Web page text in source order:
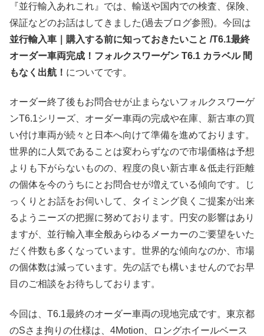
『並行輸入あれこれ』では、輸送や国内での検査、保険、
保証などのお話はしてきました(過去ブログ参照)。今回は
並行輸入車｜購入する前に知っておきたいこと /T6.1最終
オーダー車両完成！フォルクスワーゲン T6.1 カラベル 間
もなく出航！ についてです。
オーダー終了後もお問合せが止まらないフォルクスワーゲ
ンT6.1シリーズ、オーダー車両の完成や在庫、新古車の買
い付け車両が続々と日本へ向けて準備を進めております。
世界的に人気であることは変わらずなので市場価格は予想
よりも下がらないものの、程度の良い新古車＆低走行距離
の個体を今のうちにとお問合せが増えている傾向です。じ
っくりとお話をお伺いして、タイミング良くご提案が出来
るようニーズの把握に努めております。円安の影響はあり
ますが、並行輸入車全般あらゆるメーカーのご要望をいた
だく件数も多くなっています。世界的な傾向なのか、市場
の個体数は減っています。先の話でも構いませんのでお早
目のご相談をお待ちしております。
今回は、T6.1最終のオーダー車両の現地完成です。東京都
のSさま拘りの仕様は、4Motion、ロングホイールベース